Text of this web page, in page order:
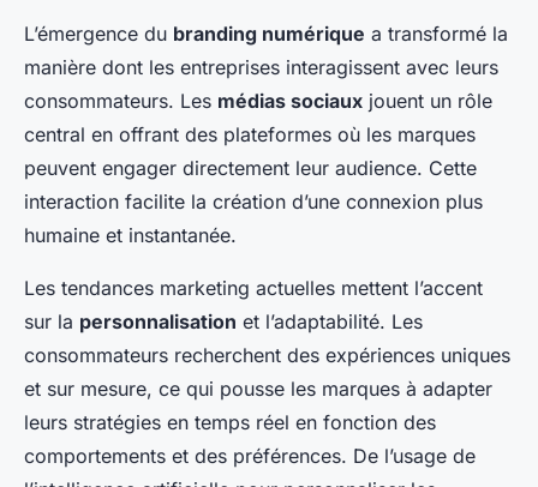
L’émergence du branding numérique a transformé la
manière dont les entreprises interagissent avec leurs
consommateurs. Les médias sociaux jouent un rôle
central en offrant des plateformes où les marques
peuvent engager directement leur audience. Cette
interaction facilite la création d’une connexion plus
humaine et instantanée.
Les tendances marketing actuelles mettent l’accent
sur la personnalisation et l’adaptabilité. Les
consommateurs recherchent des expériences uniques
et sur mesure, ce qui pousse les marques à adapter
leurs stratégies en temps réel en fonction des
comportements et des préférences. De l’usage de